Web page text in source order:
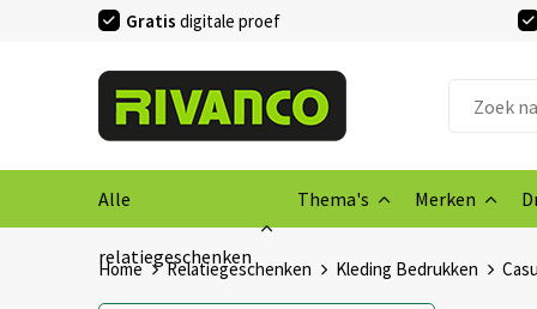
Gratis digitale proef
Alle
relatiegeschenken
Thema's Merken
Home Relatiegeschenken Kleding Bedrukken